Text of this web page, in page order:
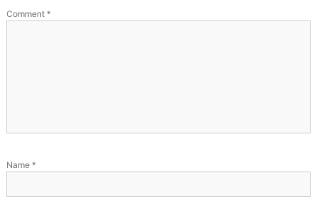
Comment *
Name *